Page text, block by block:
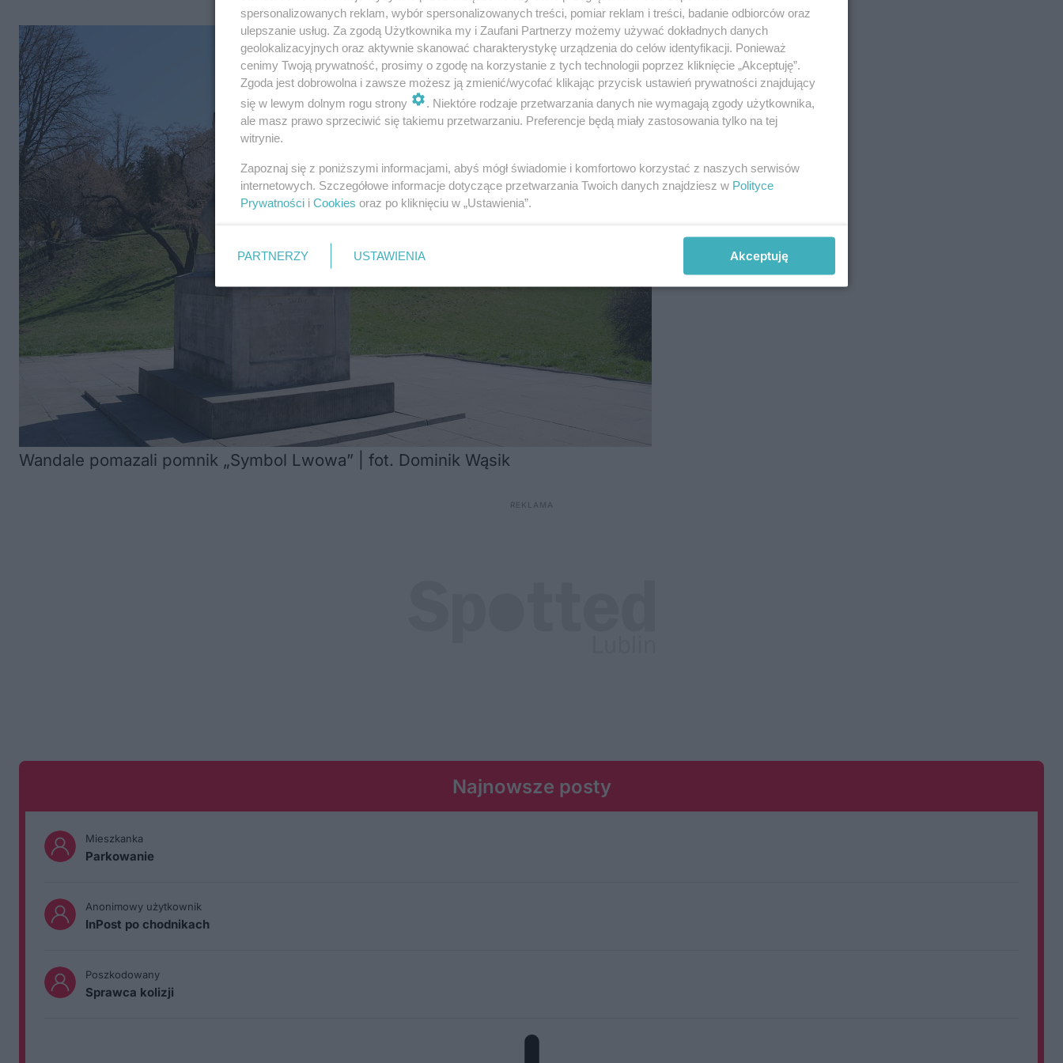
Wandale pomazali pomnik „Symbol Lwowa” | fot. Dominik Wąsik
Najnowsze posty
Mieszkanka
Parkowanie
Anonimowy użytkownik
InPost po chodnikach
Poszkodowany
Sprawca kolizji
spersonalizowanych reklam, wybór spersonalizowanych treści, pomiar reklam i treści, badanie odbiorców oraz
ulepszanie usług. Za zgodą Użytkownika my i Zaufani Partnerzy możemy używać dokładnych danych
geolokalizacyjnych oraz aktywnie skanować charakterystykę urządzenia do celów identyfikacji. Ponieważ
cenimy Twoją prywatność, prosimy o zgodę na korzystanie z tych technologii poprzez kliknięcie „Akceptuję”.
Zgoda jest dobrowolna i zawsze możesz ją zmienić/wycofać klikając przycisk ustawień prywatności znajdujący
się w lewym dolnym rogu strony
. Niektóre rodzaje przetwarzania danych nie wymagają zgody użytkownika,
ale masz prawo sprzeciwić się takiemu przetwarzaniu. Preferencje będą miały zastosowania tylko na tej
witrynie.
Zapoznaj się z poniższymi informacjami, abyś mógł świadomie i komfortowo korzystać z naszych serwisów
internetowych. Szczegółowe informacje dotyczące przetwarzania Twoich danych znajdziesz w Polityce
Prywatności i Cookies oraz po kliknięciu w „Ustawienia”.
PARTNERZY USTAWIENIA Akceptuję